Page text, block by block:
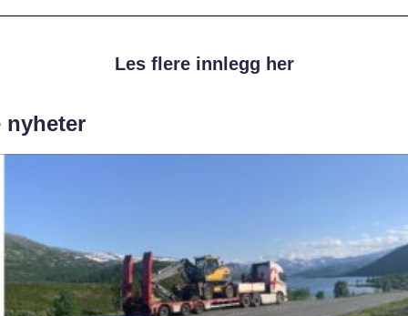
Les flere innlegg her
nyheter